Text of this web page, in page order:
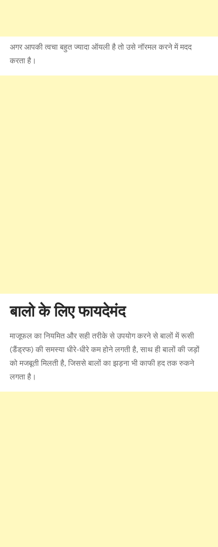
अगर आपकी त्वचा बहुत ज्यादा ऑयली है तो उसे नॉरमल करने में मदद
करता है।
बालो के लिए फायदेमंद
माजूफल का नियमित और सही तरीके से उपयोग करने से बालों में रूसी
(डैंड्रफ) की समस्या धीरे-धीरे कम होने लगती है, साथ ही बालों की जड़ों
को मजबूती मिलती है, जिससे बालों का झड़ना भी काफी हद तक रुकने
लगता है।